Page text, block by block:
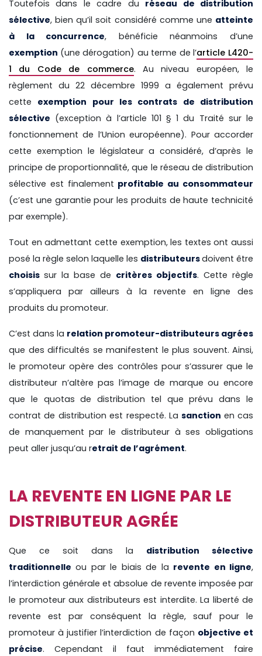
Toutefois dans le cadre du réseau de distribution
sélective, bien qu’il soit considéré comme une atteinte
à la concurrence, bénéficie néanmoins d’une
exemption (une dérogation) au terme de l’article L420-
1 du Code de commerce. Au niveau européen, le
règlement du 22 décembre 1999 a également prévu
cette exemption pour les contrats de distribution
sélective (exception à l’article 101 § 1 du Traité sur le
fonctionnement de l’Union européenne). Pour accorder
cette exemption le législateur a considéré, d’après le
principe de proportionnalité, que le réseau de distribution
sélective est finalement profitable au consommateur
(c’est une garantie pour les produits de haute technicité
par exemple).
Tout en admettant cette exemption, les textes ont aussi
posé la règle selon laquelle les distributeursdoivent être
choisis sur la base de critères objectifs. Cette règle
s’appliquera par ailleurs à la revente en ligne des
produits du promoteur.
C’est dans la relation promoteur-distributeurs agrées
que des difficultés se manifestent le plus souvent. Ainsi,
le promoteur opère des contrôles pour s’assurer que le
distributeur n’altère pas l’image de marque ou encore
que le quotas de distribution tel que prévu dans le
contrat de distribution est respecté. Lasanction en cas
de manquement par le distributeur à ses obligations
peut aller jusqu’au retrait de l’agrément.
LA REVENTE EN LIGNE PAR LE
DISTRIBUTEUR AGRÉE
Que ce soit dans la distribution sélective
traditionnelle ou par le biais de la revente en ligne,
l’interdiction générale et absolue de revente imposée par
le promoteur aux distributeurs est interdite. La liberté de
revente est par conséquent la règle, sauf pour le
promoteur à justifier l’interdiction de façon objective et
précise. Cependant il faut immédiatement faire